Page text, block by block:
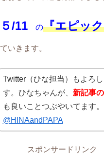
５/11 の『エピッ
いきます。
Twitter（ひな担当）もよろ
す。ひなちゃんが、 新記事
も良いことつぶやいてま
@HINAandPAPA
スポンサードリンク